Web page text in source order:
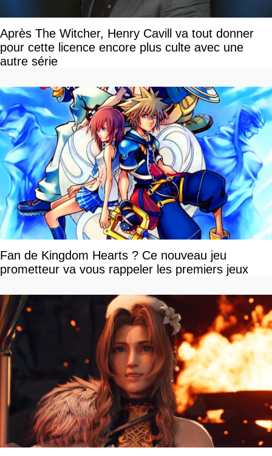
Après The Witcher, Henry Cavill va tout donner
pour cette licence encore plus culte avec une
autre série
Fan de Kingdom Hearts ? Ce nouveau jeu
prometteur va vous rappeler les premiers jeux